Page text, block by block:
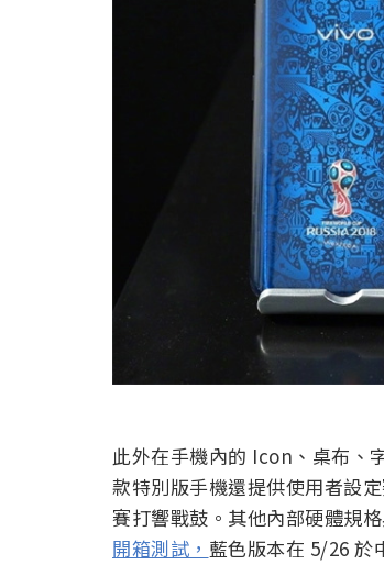
此外在手機內的 Icon、桌布、
款特別版手機還提供使用者設
賽打響戰鼓。其他內部硬體規
開箱測試， 藍色版本在 5/26 於